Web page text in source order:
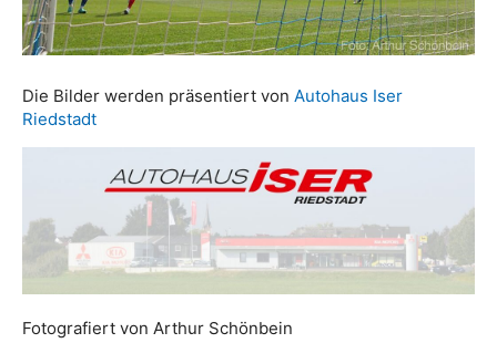
Die Bilder werden präsentiert von Autohaus Iser
Riedstadt
Fotografiert von Arthur Schönbein